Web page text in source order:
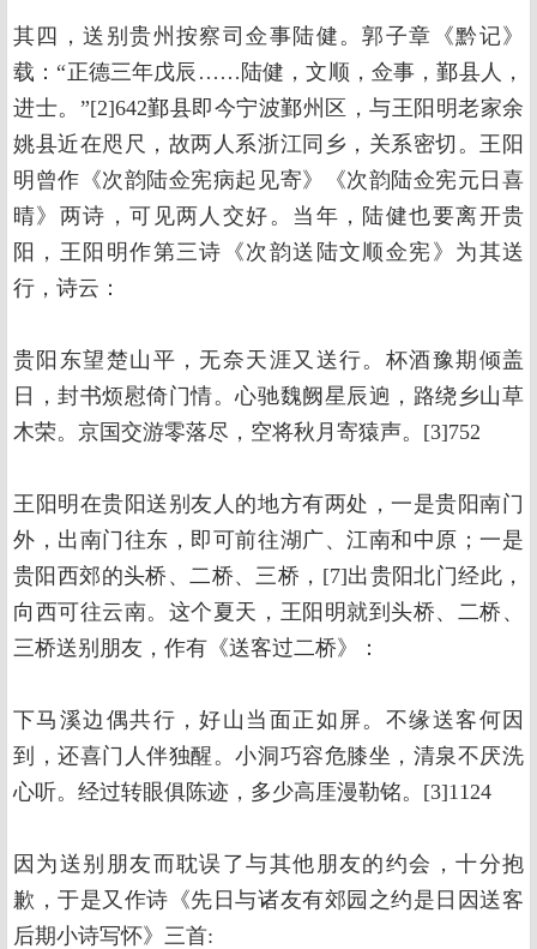
其四，送别贵州按察司佥事陆健。郭子章《黔记》
载：“正德三年戊辰……陆健，文顺，佥事，鄞县人，
进士。”[2]642鄞县即今宁波鄞州区，与王阳明老家余
姚县近在咫尺，故两人系浙江同乡，关系密切。王阳
明曾作《次韵陆佥宪病起见寄》《次韵陆佥宪元日喜
晴》两诗，可见两人交好。当年，陆健也要离开贵
阳，王阳明作第三诗《次韵送陆文顺佥宪》为其送
行，诗云：
贵阳东望楚山平，无奈天涯又送行。杯酒豫期倾盖
日，封书烦慰倚门情。心驰魏阙星辰逈，路绕乡山草
木荣。京国交游零落尽，空将秋月寄猿声。[3]752
王阳明在贵阳送别友人的地方有两处，一是贵阳南门
外，出南门往东，即可前往湖广、江南和中原；一是
贵阳西郊的头桥、二桥、三桥，[7]出贵阳北门经此，
向西可往云南。这个夏天，王阳明就到头桥、二桥、
三桥送别朋友，作有《送客过二桥》：
下马溪边偶共行，好山当面正如屏。不缘送客何因
到，还喜门人伴独醒。小洞巧容危膝坐，清泉不厌洗
心听。经过转眼俱陈迹，多少高厓漫勒铭。[3]1124
因为送别朋友而耽误了与其他朋友的约会，十分抱
歉，于是又作诗《先日与诸友有郊园之约是日因送客
后期小诗写怀》三首: